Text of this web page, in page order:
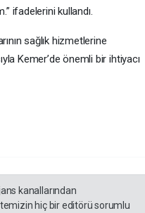
ifadelerini kullandı.
sağlık hizmetlerine
Kemer’de önemli bir ihtiyacı
kanallarından
hiç bir editörü sorumlu